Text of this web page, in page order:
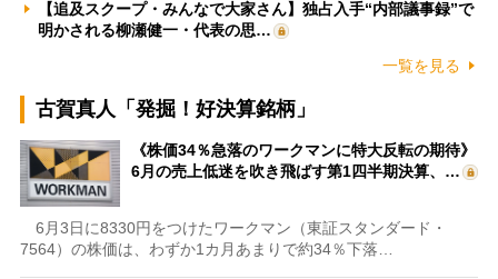
【追及スクープ・みんなで大家さん】独占入手“内部議事録”で
明かされる柳瀬健一・代表の思…
一覧を見る
古賀真人「発掘！好決算銘柄」
《株価34％急落のワークマンに特大反転の期待》
6月の売上低迷を吹き飛ばす第1四半期決算、…
6月3日に8330円をつけたワークマン（東証スタンダード・
7564）の株価は、わずか1カ月あまりで約34％下落…